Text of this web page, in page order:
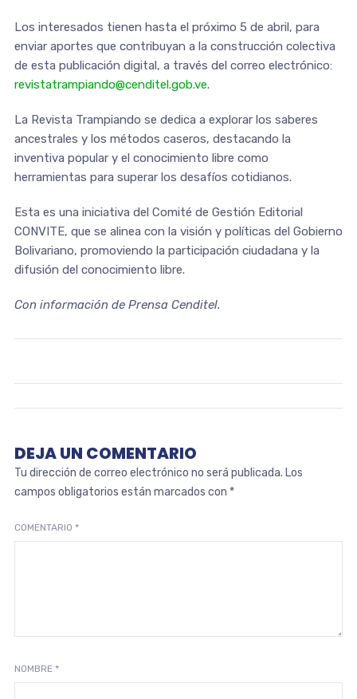
Los interesados tienen hasta el próximo 5 de abril, para
enviar aportes que contribuyan a la construcción colectiva
de esta publicación digital, a través del correo electrónico:
revistatrampiando@cenditel.gob.ve.
La Revista Trampiando se dedica a explorar los saberes
ancestrales y los métodos caseros, destacando la
inventiva popular y el conocimiento libre como
herramientas para superar los desafíos cotidianos.
Esta es una iniciativa del Comité de Gestión Editorial
CONVITE, que se alinea con la visión y políticas del Gobierno
Bolivariano, promoviendo la participación ciudadana y la
difusión del conocimiento libre.
Con información de Prensa Cenditel.
DEJA UN COMENTARIO
Tu dirección de correo electrónico no será publicada. Los
campos obligatorios están marcados con *
COMENTARIO *
NOMBRE *